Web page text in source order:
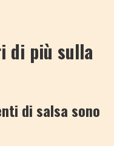
di più sulla
di salsa sono